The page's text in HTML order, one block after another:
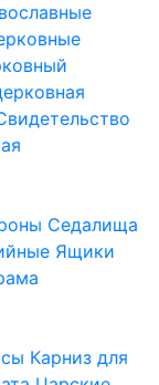
Седалища
Ящики
Карниз для